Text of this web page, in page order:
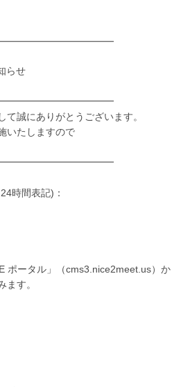
らせ
誠にありがとうございます。
いたしますので
時間表記)：
ータル」（cms3.nice2meet.us）か
す。